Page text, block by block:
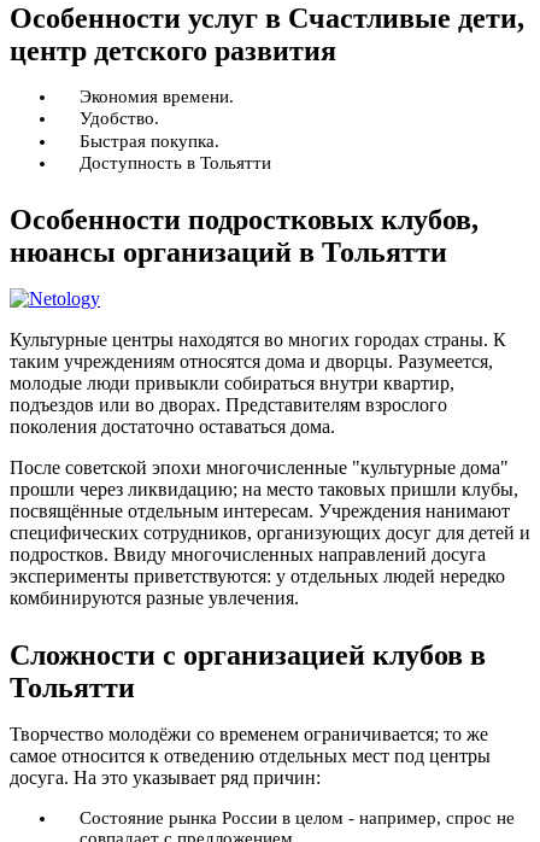
Особенности услуг в Счастливые дети,
центр детского развития
Экономия времени.
Удобство.
Быстрая покупка.
Доступность в Тольятти
Особенности подростковых клубов,
нюансы организаций в Тольятти
Культурные центры находятся во многих городах страны. К
таким учреждениям относятся дома и дворцы. Разумеется,
молодые люди привыкли собираться внутри квартир,
подъездов или во дворах. Представителям взрослого
поколения достаточно оставаться дома.
После советской эпохи многочисленные "культурные дома"
прошли через ликвидацию; на место таковых пришли клубы,
посвящённые отдельным интересам. Учреждения нанимают
специфических сотрудников, организующих досуг для детей и
подростков. Ввиду многочисленных направлений досуга
эксперименты приветствуются: у отдельных людей нередко
комбинируются разные увлечения.
Сложности с организацией клубов в
Тольятти
Творчество молодёжи со временем ограничивается; то же
самое относится к отведению отдельных мест под центры
досуга. На это указывает ряд причин:
Состояние рынка России в целом - например, спрос не